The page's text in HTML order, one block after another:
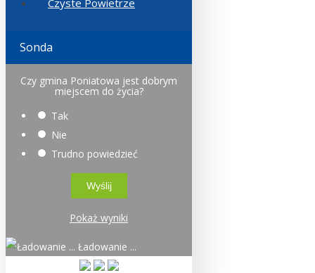
Czyste Powietrze
Sonda
Czy gmina Poniatowa jest dobrym
miejscem do życia?
Tak
Nie
Trudno powiedzieć
Pokaż wyniki
Ładowanie ...